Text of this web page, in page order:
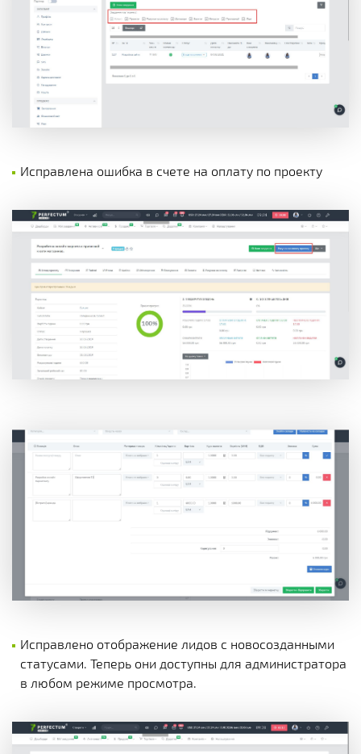
Исправлена ошибка в счете на оплату по проекту
Исправлено отображение лидов с новосозданными
статусами. Теперь они доступны для администратора
в любом режиме просмотра.